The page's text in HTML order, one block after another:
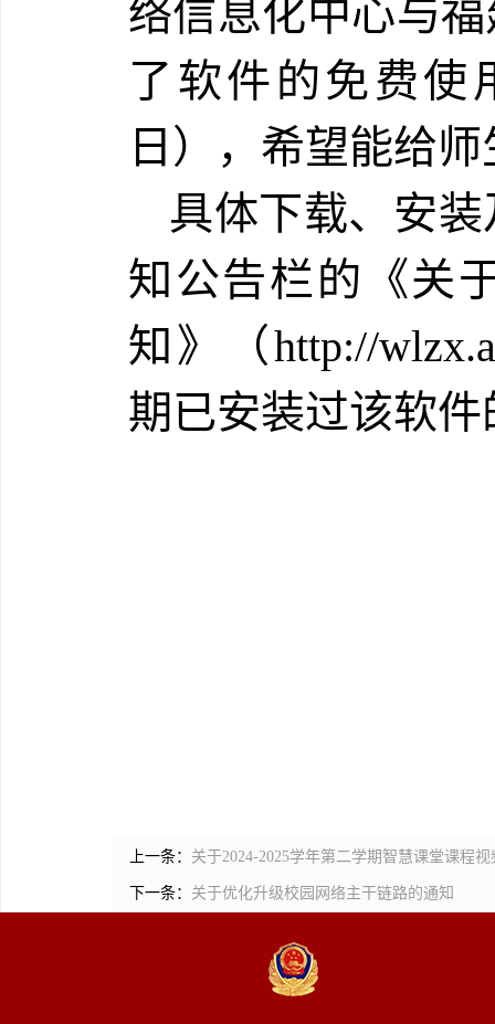
络信息化中心与
了软件的免费使
日），希望能给
具体下载、安
知公告栏的《关
知》（http://
期已安装过该软
上一条： 关于2024-2025学年第二学期智慧课堂课程
下一条： 关于优化升级校园网络主干链路的通知